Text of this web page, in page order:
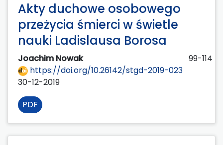
Akty duchowe osobowego
przeżycia śmierci w świetle
nauki Ladislausa Borosa
Joachim Nowak
99-114
https://doi.org/10.26142/stgd-2019-023
30-12-2019
PDF